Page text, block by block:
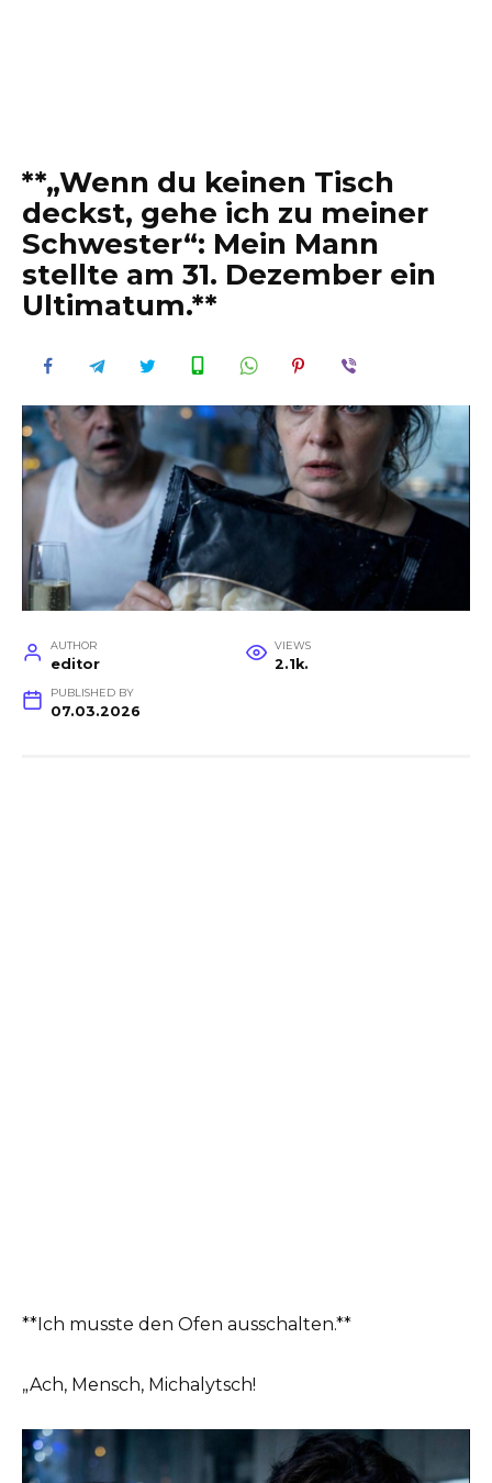
**„Wenn du keinen Tisch
deckst, gehe ich zu meiner
Schwester“: Mein Mann
stellte am 31. Dezember ein
Ultimatum.**
AUTHOR
editor
VIEWS
2.1k.
PUBLISHED BY
07.03.2026
**Ich musste den Ofen ausschalten.**
„Ach, Mensch, Michalytsch!